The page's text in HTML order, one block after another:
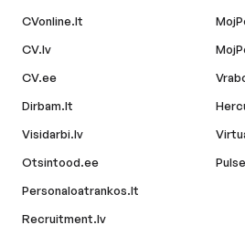
CVonline.lt
CV.lv
CV.ee
Dirbam.lt
Visidarbi.lv
Otsintood.ee
Personaloatrankos.lt
Recruitment.lv